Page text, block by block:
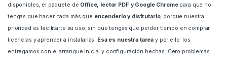
disponibles, el paquete de Office, lector PDF y Google Chromepara que no
tengas que hacer nada más que encenderlo y disfrutarlo, porque nuestra
prioridad es facilitarte su uso, sin que tengas que perder tiempo en comprar
licencias y aprender a instalarlas. Esa es nuestra tarea y por ello los
entregamos con el arranque inicial y configuración hechas. Cero problemas.